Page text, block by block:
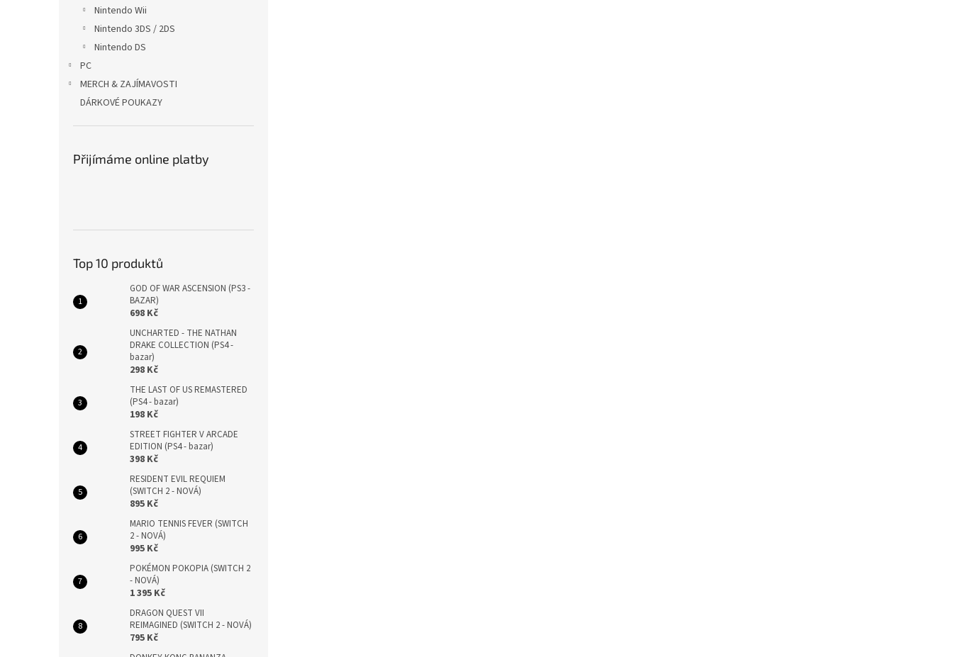
Nintendo Wii
Nintendo 3DS / 2DS
Nintendo DS
PC
MERCH & ZAJÍMAVOSTI
DÁRKOVÉ POUKAZY
Přijímáme online platby
Top 10 produktů
GOD OF WAR ASCENSION (PS3 -
BAZAR)
698 Kč
UNCHARTED - THE NATHAN
DRAKE COLLECTION (PS4 -
bazar)
298 Kč
THE LAST OF US REMASTERED
(PS4 - bazar)
198 Kč
STREET FIGHTER V ARCADE
EDITION (PS4 - bazar)
398 Kč
RESIDENT EVIL REQUIEM
(SWITCH 2 - NOVÁ)
895 Kč
MARIO TENNIS FEVER (SWITCH
2 - NOVÁ)
995 Kč
POKÉMON POKOPIA (SWITCH 2
- NOVÁ)
1 395 Kč
DRAGON QUEST VII
REIMAGINED (SWITCH 2 - NOVÁ)
795 Kč